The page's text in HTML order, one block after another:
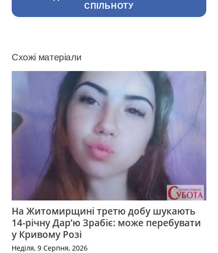
СПІЛЬНОТУ
Схожі матеріали
На Житомирщині третю добу шукають
14-річну Дар’ю Зрабіє: може перебувати
у Кривому Розі
Неділя, 9 Серпня, 2026